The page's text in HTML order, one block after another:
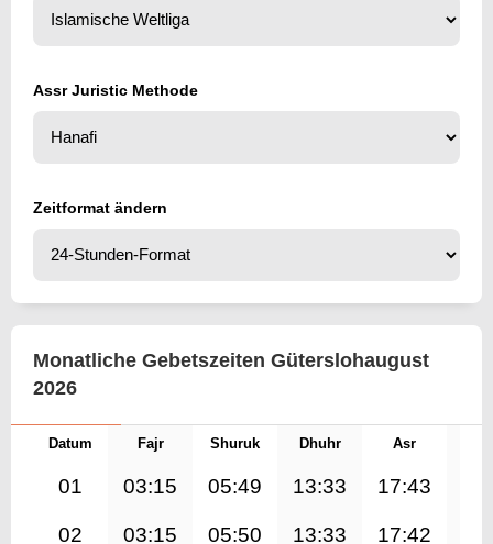
Assr Juristic Methode
Zeitformat ändern
Monatliche Gebetszeiten Güterslohaugust
2026
Datum Fajr Shuruk Dhuhr Asr
01 03:15 05:49 13:33 17:43
02 03:15 05:50 13:33 17:42